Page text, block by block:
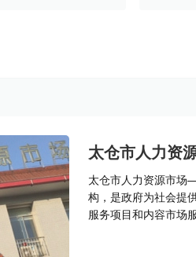
太仓市人力资
太仓市人力资源市场
构，是政府为社会提
服务项目和内容市场